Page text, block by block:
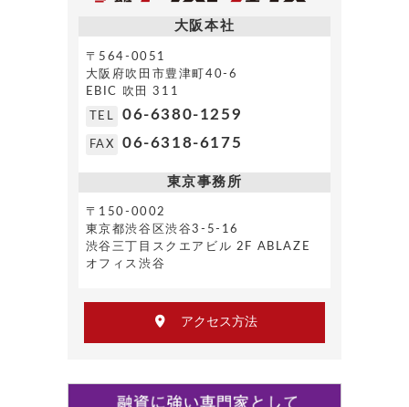
大阪本社
〒564-0051
大阪府吹田市豊津町40-6
EBIC 吹田 311
TEL 06-6380-1259
FAX 06-6318-6175
東京事務所
〒150-0002
東京都渋谷区渋谷3-5-16
渋谷三丁目スクエアビル 2F ABLAZE
オフィス渋谷
アクセス方法